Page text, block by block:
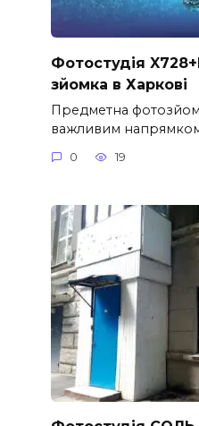
Фотостудія
зйомка в Харкові
Предметна
важливим
0 19